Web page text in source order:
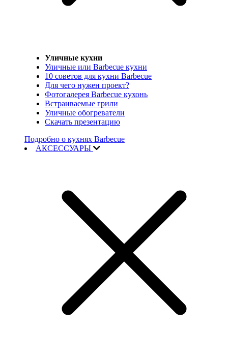
Уличные кухни
Уличные или Barbecue кухни
10 советов для кухни Barbecue
Для чего нужен проект?
Фотогалерея Barbecue кухонь
Встраиваемые грили
Уличные обогреватели
Скачать презентацию
Подробно о кухнях Barbecue
АКСЕССУАРЫ